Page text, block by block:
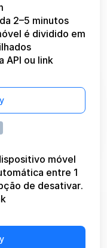
2–5 minutos
é dividido em
API ou link
móvel
entre 1
de desativar.